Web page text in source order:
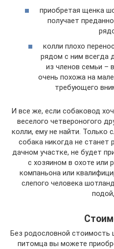
приобретая щенка
получает
колли плохо
рядом с ним всегда
из членов семьи –
очень похожа на
требующего
И все же, если собаковод
веселого четвероногого
колли, ему не найти. Только
собака никогда не
дачном участке, не будет
с хозяином в охоте или
компаньона или
слепого человека
Без родословной стоимость
питомца вы можете